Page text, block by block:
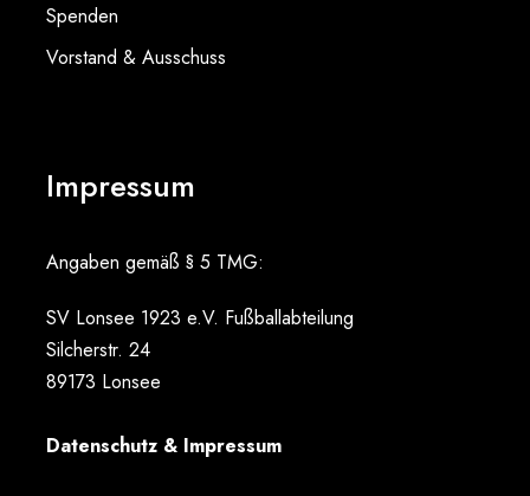
Spenden
Vorstand & Ausschuss
Impressum
Angaben gemäß § 5 TMG:
SV Lonsee 1923 e.V. Fußballabteilung
Silcherstr. 24
89173 Lonsee
Datenschutz & Impressum